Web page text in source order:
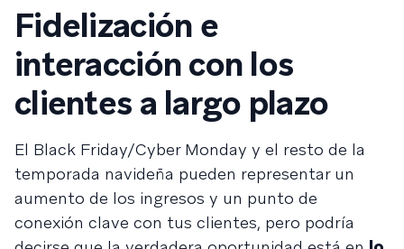
Fidelización e
interacción con los
clientes a largo plazo
El Black Friday/Cyber Monday y el resto de la
temporada navideña pueden representar un
aumento de los ingresos y un punto de
conexión clave con tus clientes, pero podría